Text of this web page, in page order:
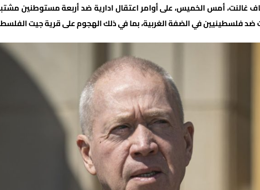
غالنت، أمس الخميس، على أوامر اعتقال ادارية ضد أربعة مستوطنين
ضد فلسطينيين في الضفة الغربية، بما في ذلك الهجوم على قرية جيت